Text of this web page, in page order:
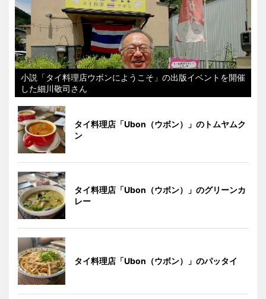
小説「タイ料理店ウボンにようこそ」の出版イベントを開催
した細川敬司さん
タイ料理店「Ubon（ウボン）」のトムヤムク
ン
タイ料理店「Ubon（ウボン）」のグリーンカ
レー
タイ料理店「Ubon（ウボン）」のパッタイ